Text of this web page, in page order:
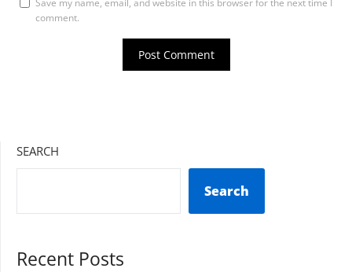
comment.
SEARCH
Search
Recent Posts